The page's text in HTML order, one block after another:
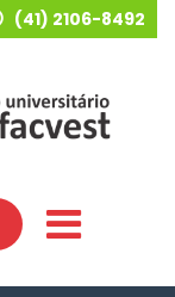
(41) 2106-8492